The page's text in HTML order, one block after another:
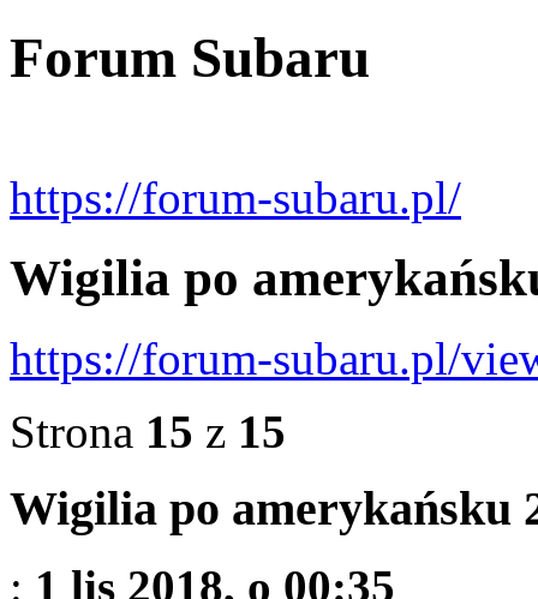
Forum Subaru
https://forum-subaru.pl/
Wigilia po
https://forum-subaru.pl/
Strona 15 z 15
Wigilia po amerykańsku
: 1 lis 2018, o 00:35